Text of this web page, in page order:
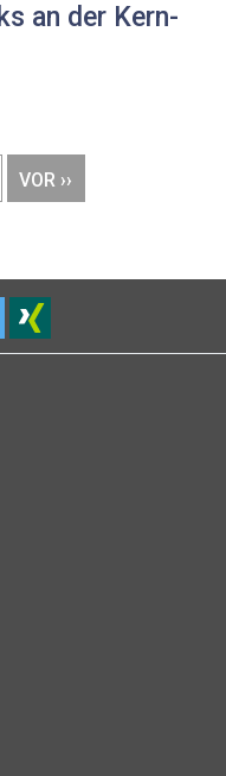
an der Kern-
NÄCHSTE
SEITE
VOR ››